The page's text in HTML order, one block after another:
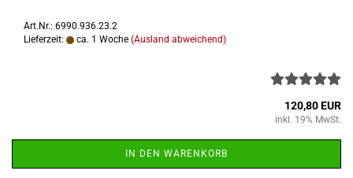
Art.Nr.: 6990.936.23.2
Lieferzeit:
ca. 1 Woche (Ausland abweichend)
120,80 EUR
inkl. 19% MwSt.
IN DEN WARENKORB